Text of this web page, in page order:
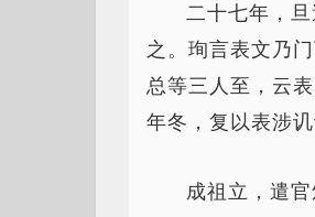
二十七年，
之。珣言表文乃
总等三人至，云
年冬，复以表涉
成祖立，遣